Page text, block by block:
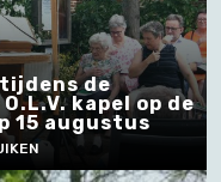
de
kapel op de
15 augustus